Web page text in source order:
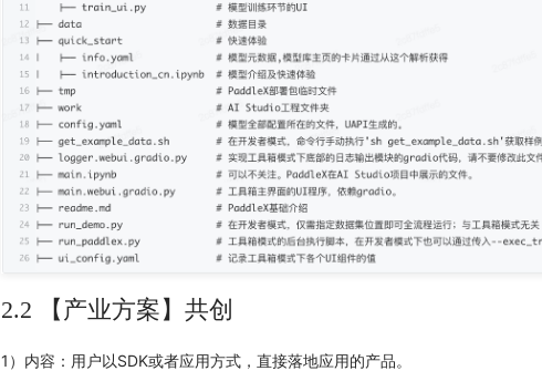
2.2 【产业方案】共创
1）内容：用户以SDK或者应用方式，直接落地应用的产品。